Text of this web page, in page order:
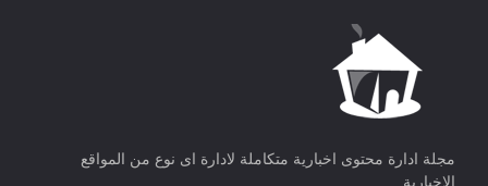
مجلة ادارة محتوى اخبارية متكاملة لادارة اى نوع من المواقع
الاخبارية